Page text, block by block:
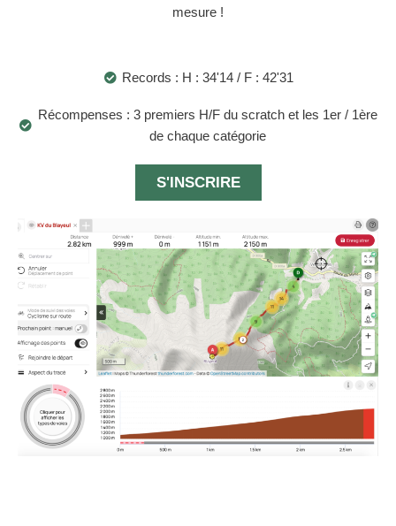
mesure !
Records : H : 34'14 / F : 42'31
Récompenses : 3 premiers H/F du scratch et les 1er / 1ère
de chaque catégorie
S'INSCRIRE